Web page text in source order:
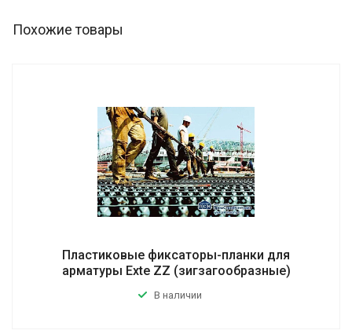
Похожие товары
Пластиковые фиксаторы-планки для
арматуры Exte ZZ (зигзагообразные)
В наличии